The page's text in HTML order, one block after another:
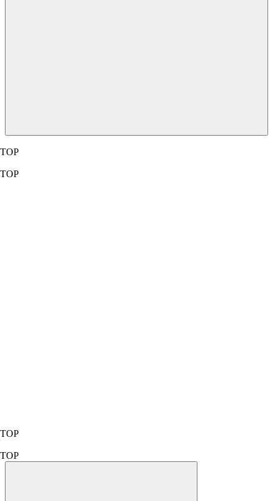
TOP
TOP
TOP
TOP